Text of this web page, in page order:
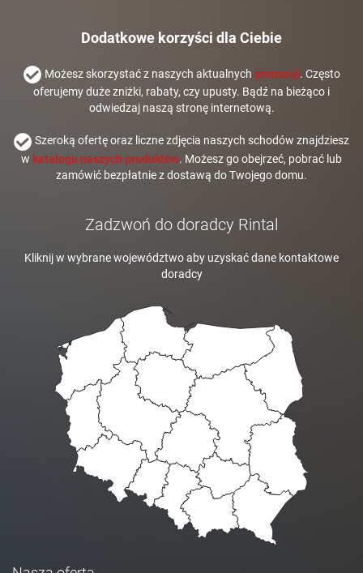
Dodatkowe korzyści dla Ciebie
Możesz skorzystać z naszych aktualnych promocji. Często
oferujemy duże zniżki, rabaty, czy upusty. Bądź na bieżąco i
odwiedzaj naszą stronę internetową.
Szeroką ofertę oraz liczne zdjęcia naszych schodów znajdziesz
w katalogu naszych produktów. Możesz go obejrzeć, pobrać lub
zamówić bezpłatnie z dostawą do Twojego domu.
Zadzwoń do doradcy Rintal
Kliknij w wybrane województwo aby uzyskać dane kontaktowe
doradcy